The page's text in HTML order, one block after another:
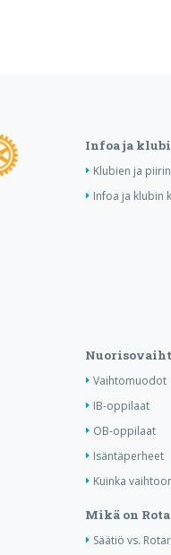
Infoa ja
Klubien ja
Infoa ja klubin
Vaihtomuodot
IB-oppilaat
OB-oppilaat
Isäntäperheet
Kuinka
Mikä on
Säätiö vs.